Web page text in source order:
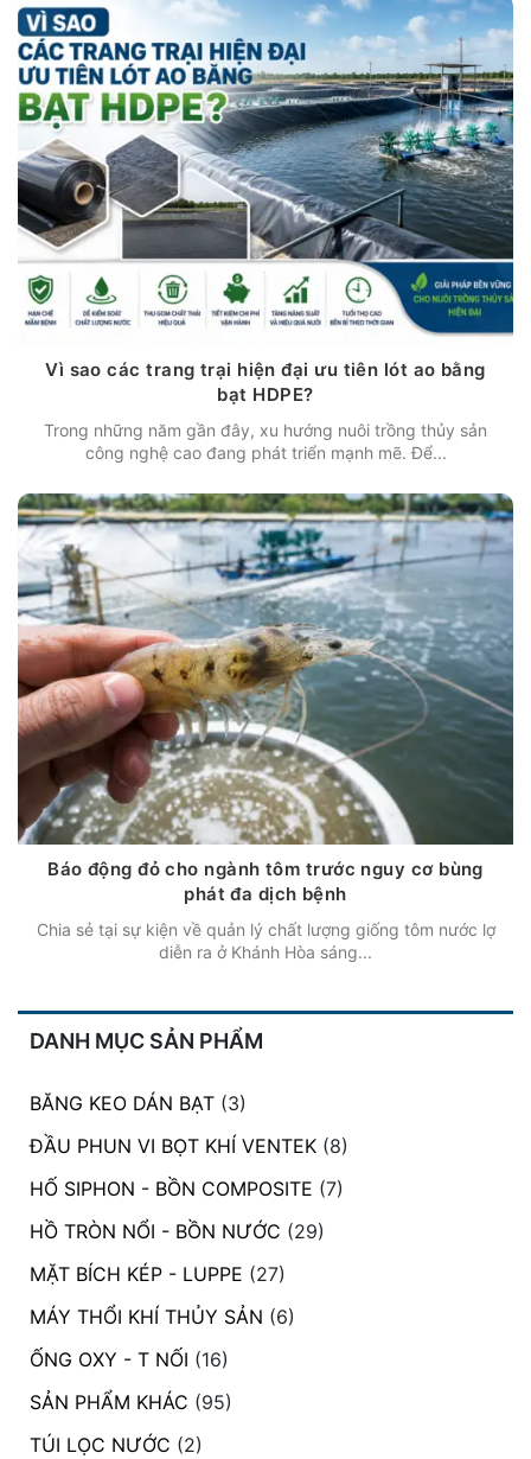
Vì sao các trang trại hiện đại ưu tiên lót ao bằng
bạt HDPE?
Trong những năm gần đây, xu hướng nuôi trồng thủy sản
công nghệ cao đang phát triển mạnh mẽ. Để...
Báo động đỏ cho ngành tôm trước nguy cơ bùng
phát đa dịch bệnh
Chia sẻ tại sự kiện về quản lý chất lượng giống tôm nước lợ
diễn ra ở Khánh Hòa sáng...
DANH MỤC SẢN PHẨM
BĂNG KEO DÁN BẠT (3)
ĐẦU PHUN VI BỌT KHÍ VENTEK (8)
HỐ SIPHON - BỒN COMPOSITE (7)
HỒ TRÒN NỔI - BỒN NƯỚC (29)
MẶT BÍCH KÉP - LUPPE (27)
MÁY THỔI KHÍ THỦY SẢN (6)
ỐNG OXY - T NỐI (16)
SẢN PHẨM KHÁC (95)
TÚI LỌC NƯỚC (2)